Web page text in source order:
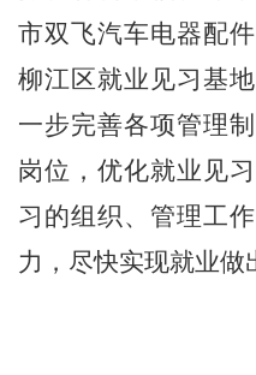
市双飞汽车电器配
柳江区就业见习基
一步完善各项管理
岗位，优化就业见
习的组织、管理工
力，尽快实现就业做